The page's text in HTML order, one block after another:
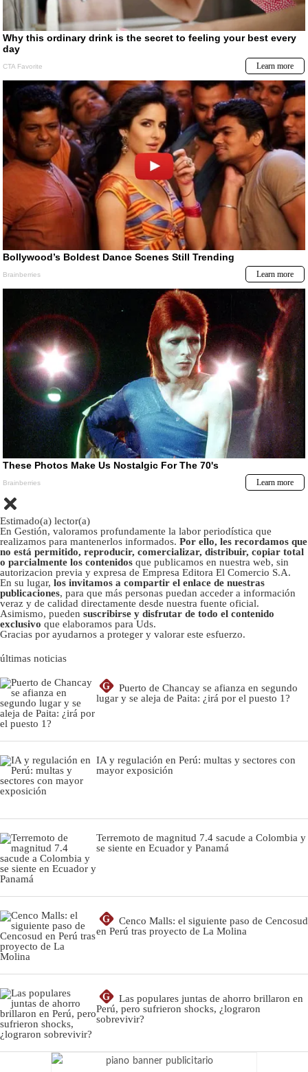
Estimado(a) lector(a)
En Gestión, valoramos profundamente la labor periodística que
realizamos para mantenerlos informados. Por ello, les recordamos que
no está permitido, reproducir, comercializar, distribuir, copiar total
o parcialmente los contenidos que publicamos en nuestra web, sin
autorizacion previa y expresa de Empresa Editora El Comercio S.A.
En su lugar, los invitamos a compartir el enlace de nuestras
publicaciones, para que más personas puedan acceder a información
veraz y de calidad directamente desde nuestra fuente oficial.
Asimismo, pueden suscribirse y disfrutar de todo el contenido
exclusivo que elaboramos para Uds.
Gracias por ayudarnos a proteger y valorar este esfuerzo.
últimas noticias
G
Puerto de Chancay se afianza en segundo
lugar y se aleja de Paita: ¿irá por el puesto 1?
IA y regulación en Perú: multas y sectores con
mayor exposición
Terremoto de magnitud 7.4 sacude a Colombia y
se siente en Ecuador y Panamá
G
Cenco Malls: el siguiente paso de Cencosud
en Perú tras proyecto de La Molina
G
Las populares juntas de ahorro brillaron en
Perú, pero sufrieron shocks, ¿lograron
sobrevivir?